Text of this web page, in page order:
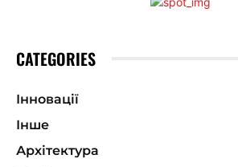
CATEGORIES
Інновації
Інше
Архітектура